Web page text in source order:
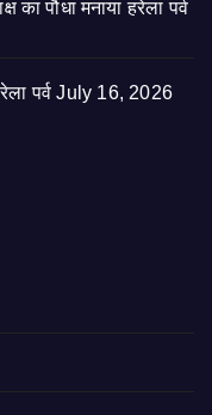
का पौधा मनाया हरेला पर्व
पर्व July 16, 2026